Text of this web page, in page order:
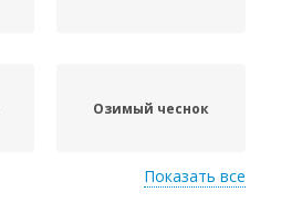
Озимый чеснок
Показать все